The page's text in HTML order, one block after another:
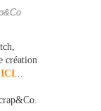
création
ICI...